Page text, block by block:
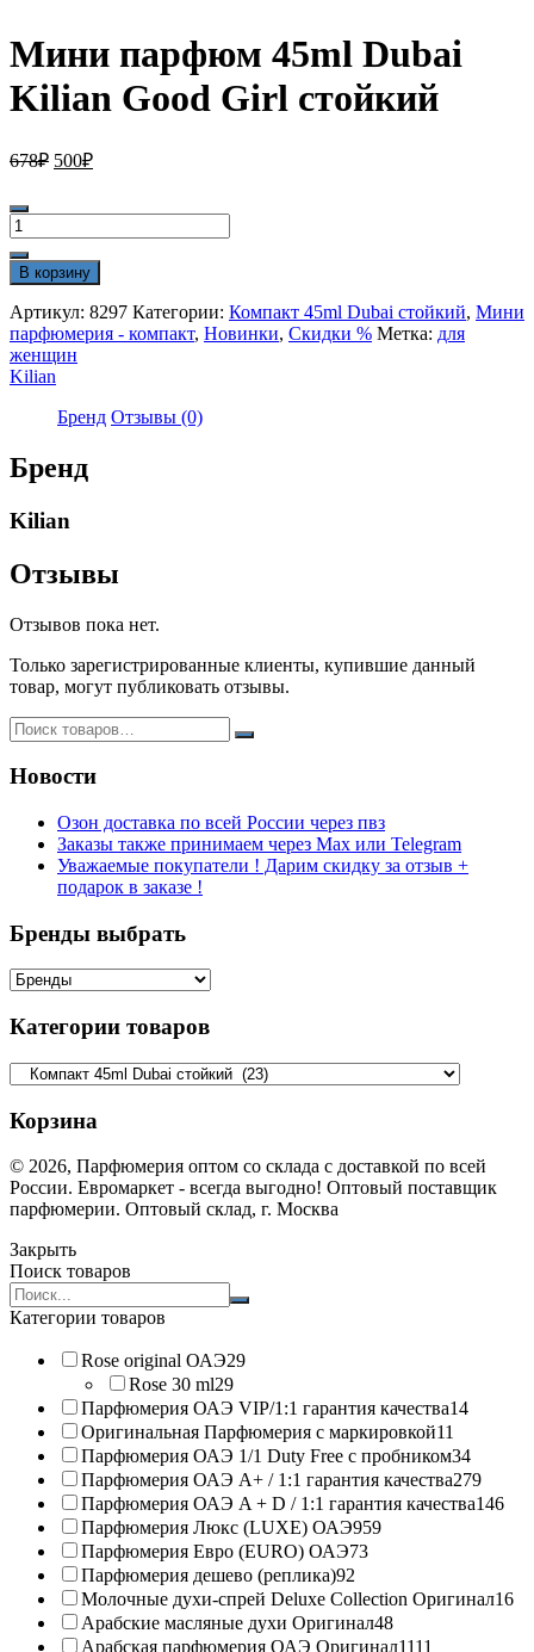
Мини парфюм 45ml Dubai
Kilian Good Girl стойкий
678₽ Первоначальная
500₽Текущая
Количество
товара
Мини
парфюм
45ml
Dubai
Kilian
Good
стойкий
В корзину
Артикул: 8297 Категории: Компакт 45ml Dubai стойкий, Мини
парфюмерия - компакт, Новинки, Скидки % Метка: для
женщин
Kilian
Бренд Отзывы (0)
Бренд
Kilian
Отзывы
Отзывов пока нет.
Только зарегистрированные клиенты, купившие данный
товар, могут публиковать отзывы.
Новости
Озон доставка по всей России через пвз
Заказы также принимаем через Max или Telegram
Уважаемые покупатели ! Дарим скидку за отзыв +
подарок в заказе !
Бренды выбрать
Категории товаров
Корзина
© 2026, Парфюмерия оптом со склада с доставкой по всей
России. Евромаркет - всегда выгодно! Оптовый поставщик
парфюмерии. Оптовый склад, г. Москва
Закрыть
Поиск товаров
Search
products:
Категории товаров
Rose original ОАЭ29
Rose 30 ml29
Парфюмерия ОАЭ VIP/1:1 гарантия качества14
Оригинальная Парфюмерия с маркировкой11
Парфюмерия ОАЭ 1/1 Duty Free с пробником34
Парфюмерия ОАЭ A+ / 1:1 гарантия качества279
Парфюмерия ОАЭ A + D / 1:1 гарантия качества146
Парфюмерия Люкс (LUXE) ОАЭ959
Парфюмерия Евро (EURO) ОАЭ73
Парфюмерия дешево (реплика)92
Молочные духи-спрей Deluxe Collection Оригинал16
Арабские масляные духи Оригинал48
Арабская парфюмерия ОАЭ Оригинал1111